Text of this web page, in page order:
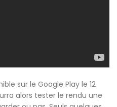
sur le Google Play le 12
alors tester le rendu une